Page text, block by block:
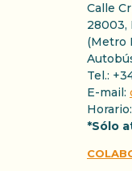
Calle
28003,
(Metro
Tel.:
E-mail:
*Sólo